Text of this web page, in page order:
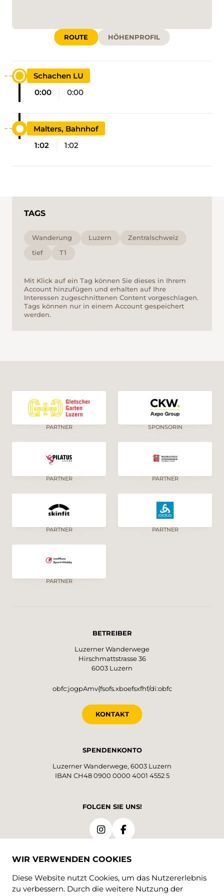
ROUTE HÖHENPROFIL
Schachen LU
0:00
0:00
Malters, Bahnhof
1:02
1:02
TAGS
Wanderung Luzern
Zentralschweiz
tief
T1
Mit Klick auf ein Tag können Sie dieses in Ihrem
Account hinzufügen und erhalten auf Ihre
Interessen zugeschnittenen Content vorgeschlagen.
Tags können nur in einem Account gespeichert
werden.
PARTNER SPONSORIN
PARTNER PARTNER
PARTNER PARTNER
PARTNER
BETREIBER
Luzerner Wanderwege
Hirschmattstrasse 36
6003 Luzern
obfc:jogpAmv{fsofs.xboefsxfhf/di:obfc
KONTAKT
SPENDENKONTO
Luzerner Wanderwege, 6003 Luzern
IBAN CH48 0900 0000 4001 4552 5
FOLGEN SIE UNS!
WIR VERWENDEN COOKIES
Diese Website nutzt Cookies, um das Nutzererlebnis
zu verbessern. Durch die weitere Nutzung der